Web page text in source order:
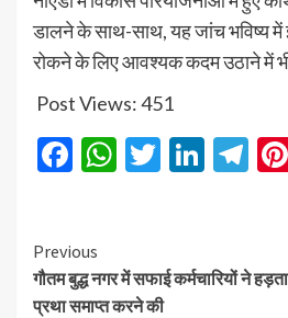
डालने के साथ-साथ, यह जांच भविष्य में
रोकने के लिए आवश्यक कदम उठाने में
Post Views:451
Facebook
WhatsApp
Twitter
Previous
गौतम बुद्ध नगर में सफाई कर्मचारियों ने
प्रथा समाप्त करने की